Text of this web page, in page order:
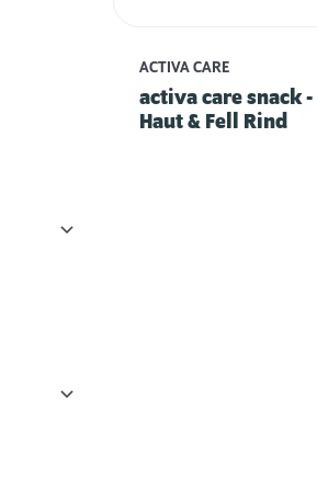
ACTIVA CARE
activa care snack -
Haut & Fell Rind